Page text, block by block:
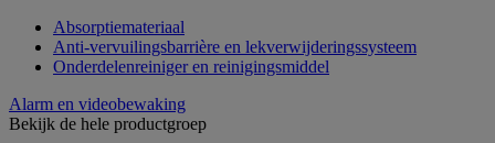
Absorptiemateriaal
Anti-vervuilingsbarrière en lekverwijderingssysteem
Onderdelenreiniger en reinigingsmiddel
Alarm en videobewaking
Bekijk de hele productgroep